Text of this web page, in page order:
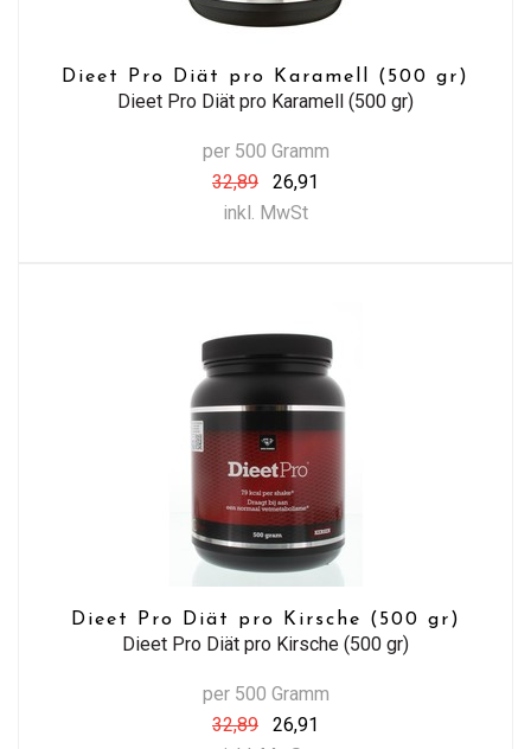
Dieet Pro Diät pro Karamell (500 gr)
Dieet Pro Diät pro Karamell (500 gr)
per 500 Gramm
32,89
26,91
inkl. MwSt
Dieet Pro Diät pro Kirsche (500 gr)
Dieet Pro Diät pro Kirsche (500 gr)
per 500 Gramm
32,89
26,91